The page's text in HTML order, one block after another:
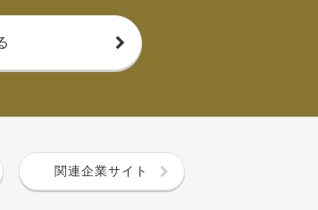
関連企業サイト